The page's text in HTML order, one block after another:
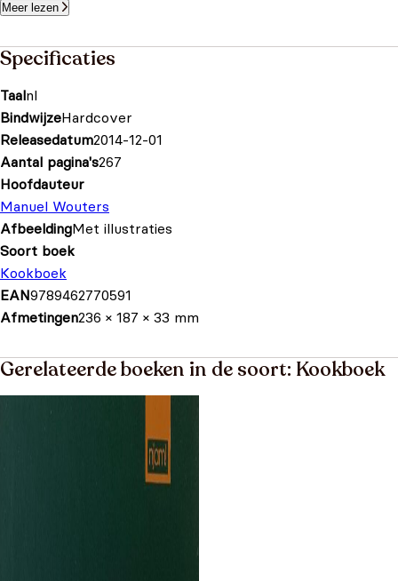
Meer lezen
Specificaties
Taalnl
BindwijzeHardcover
Releasedatum2014-12-01
Aantal pagina's267
Hoofdauteur
Manuel Wouters
AfbeeldingMet illustraties
Soort boek
Kookboek
EAN9789462770591
Afmetingen236 × 187 × 33 mm
Gerelateerde boeken in de soort: Kookboek